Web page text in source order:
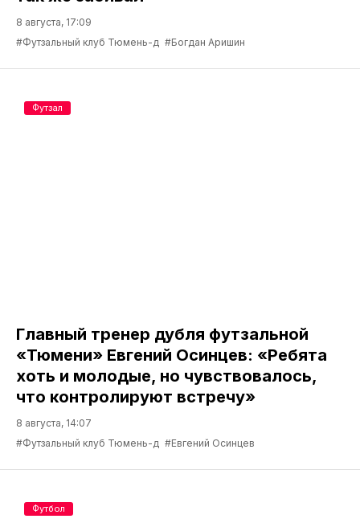
8 августа, 17:09
#Футзальный клуб Тюмень-д #Богдан Аришин
Главный тренер дубля футзальной
«Тюмени» Евгений Осинцев: «Ребята
хоть и молодые, но чувствовалось,
что контролируют встречу»
8 августа, 14:07
#Футзальный клуб Тюмень-д #Евгений Осинцев
Футзал
Футбол